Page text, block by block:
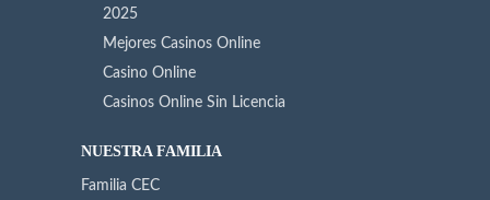
2025
Mejores Casinos Online
Casino Online
Casinos Online Sin Licencia
NUESTRA FAMILIA
Familia CEC